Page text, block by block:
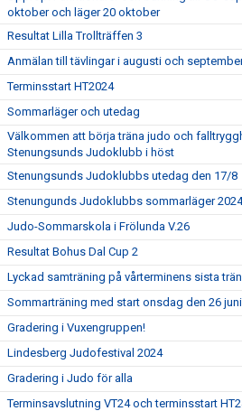
oktober och läger 20 oktober
Resultat Lilla Trollträffen 3
Anmälan till tävlingar i augusti och
Terminsstart HT2024
Sommarläger och utedag
Välkommen att börja träna judo och
Stenungsunds Judoklubb i höst
Stenungsunds Judoklubbs utedag den 17/8
Stenungunds Judoklubbs sommarläger 2024
Judo-Sommarskola i Frölunda V.26
Resultat Bohus Dal Cup 2
Lyckad samträning på vårterminens sista
Sommarträning med start onsdag den 26
Gradering i Vuxengruppen!
Lindesberg Judofestival 2024
Gradering i Judo för alla
Terminsavslutning VT24 och terminsstart